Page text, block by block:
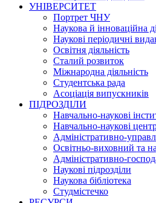
УНІВЕРСИТЕТ
Портрет ЧНУ
Наукова й інноваційна
Наукові періодичні
Освітня діяльність
Сталий розвиток
Міжнародна діяльність
Студентська рада
Асоціація випускників
ПІДРОЗДІЛИ
Навчально-наукові
Навчально-наукові
Адміністративно-
Освітньо-виховний та
Адміністративно-
Наукові підрозділи
Наукова бібліотека
Студмістечко